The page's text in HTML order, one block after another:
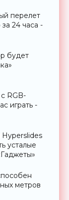
перелет
24 часа -
будет
RGB-
играть -
усталые
метров